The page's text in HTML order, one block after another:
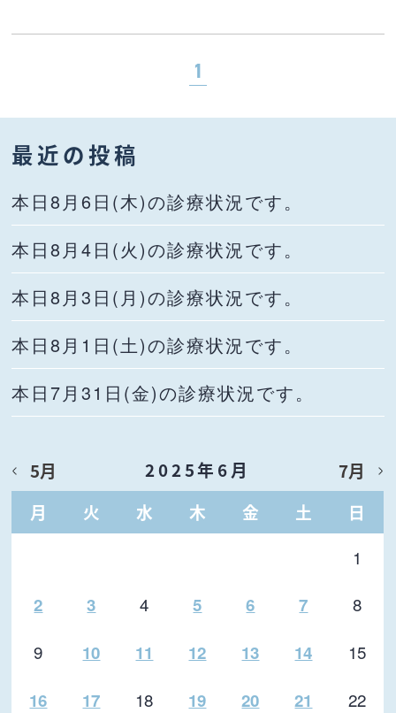
1
最近の投稿
本日8月6日(木)の診療状況です。
本日8月4日(火)の診療状況です。
本日8月3日(月)の診療状況です。
本日8月1日(土)の診療状況です。
本日7月31日(金)の診療状況です。
2025年6月
月
火 水 木 金 土 日
5月 7月
1
2
3 4 5 6 7
8
9
10 11 12 13 14 15
16 17 18 19 20 21 22